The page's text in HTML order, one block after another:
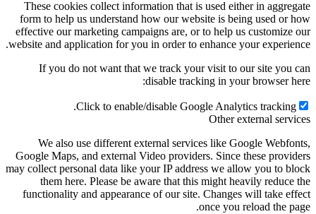
These cookies collect information that is used either in aggregate
form to help us understand how our website is being used or how
effective our marketing campaigns are, or to help us customize our
website and application for you in order to enhance your experience.
If you do not want that we track your visit to our site you can
disable tracking in your browser here:
Click to enable/disable Google Analytics tracking.
Other external services
We also use different external services like Google Webfonts,
Google Maps, and external Video providers. Since these providers
may collect personal data like your IP address we allow you to block
them here. Please be aware that this might heavily reduce the
functionality and appearance of our site. Changes will take effect
once you reload the page.